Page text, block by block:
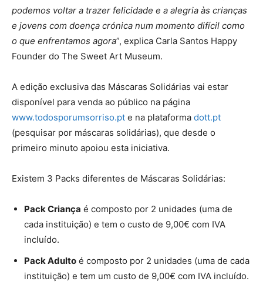
podemos voltar a trazer felicidade e a alegria às crianças
e jovens com doença crónica num momento difícil como
o que enfrentamos agora”, explica Carla Santos Happy
Founder do The Sweet Art Museum.
A edição exclusiva das Máscaras Solidárias vai estar
disponível para venda ao público na página
www.todosporumsorriso.pt e na plataforma dott.pt
(pesquisar por máscaras solidárias), que desde o
primeiro minuto apoiou esta iniciativa.
Existem 3 Packs diferentes de Máscaras Solidárias:
Pack Criança é composto por 2 unidades (uma de
cada instituição) e tem o custo de 9,00€ com IVA
incluído.
Pack Adulto é composto por 2 unidades (uma de cada
instituição) e tem um custo de 9,00€ com IVA incluído.